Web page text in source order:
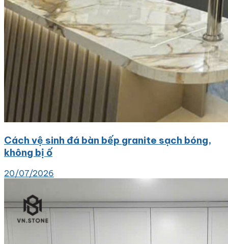
Cách vệ sinh đá bàn bếp granite sạch bóng,
không bị ố
20/07/2026